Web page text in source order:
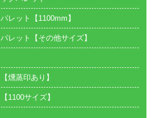
レット【1100mm】
レット【その他サイズ】
燻蒸印あり】
1100サイズ】